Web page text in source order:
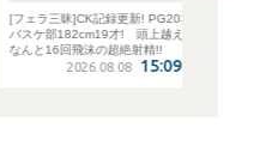
[フェラ三昧]CK記録更新! PG203・
バスケ部182cm19才! 頭上越え、
なんと16回飛沫の超絶射精!!
2026.08.08 15:09:37